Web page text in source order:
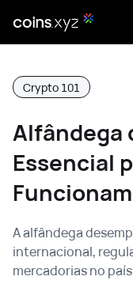
Crypto 101
Alfândega
Essencial
A alfândega
internacional,
mercadorias no